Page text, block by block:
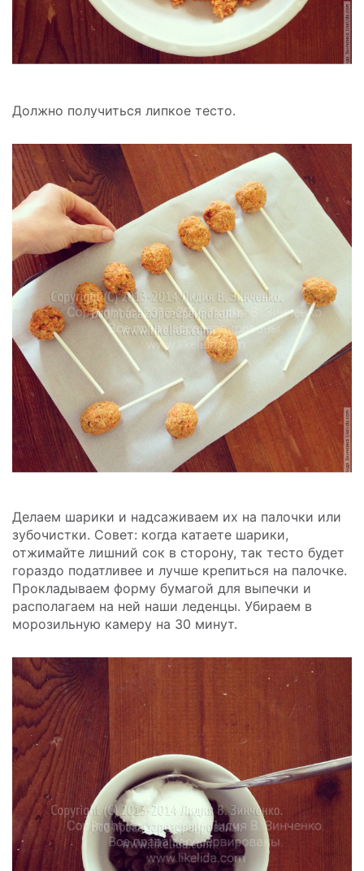
Должно получиться липкое тесто.
Делаем шарики и надсаживаем их на палочки или
зубочистки. Совет: когда катаете шарики,
отжимайте лишний сок в сторону, так тесто будет
гораздо податливее и лучше крепиться на палочке.
Прокладываем форму бумагой для выпечки и
располагаем на ней наши леденцы. Убираем в
морозильную камеру на 30 минут.